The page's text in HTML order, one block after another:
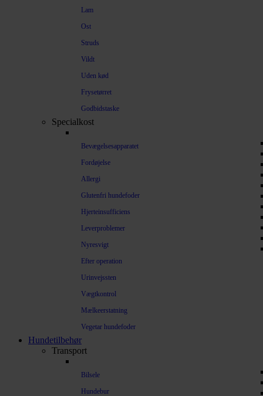
Lam
Ost
Struds
Vildt
Uden kød
Frysetørret
Godbidstaske
Specialkost
Bevægelsesapparatet
Fordøjelse
Allergi
Glutenfri hundefoder
Hjerteinsufficiens
Leverproblemer
Nyresvigt
Efter operation
Urinvejssten
Vægtkontrol
Mælkeerstatning
Vegetar hundefoder
Hundetilbehør
Transport
Bilsele
Hundebur